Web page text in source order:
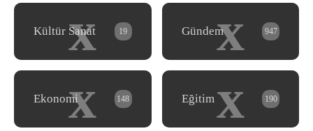
x
Kültür Sanat 19 x
Gündem 947
x
Ekonomi 148 x
Eğitim 190